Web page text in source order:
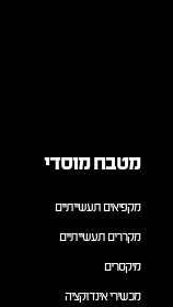
מטבח מוסדי
מקפיאים תעשייתיים
מקררים תעשייתיים
מיקסרים
מכשירי אינדוקציה